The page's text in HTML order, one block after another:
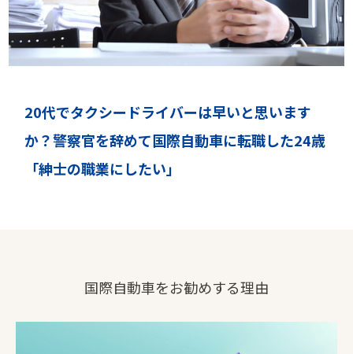
20代でタクシードライバーは早いと思います
か？警察官を辞めて国際自動車に転職した24歳
「紳士の職業にしたい」
国際自動車をお勧めする理由